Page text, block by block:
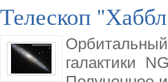
Телескоп
галактики